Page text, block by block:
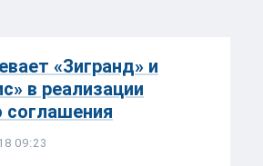
«Зигранд» и
в реализации
соглашения
09:23